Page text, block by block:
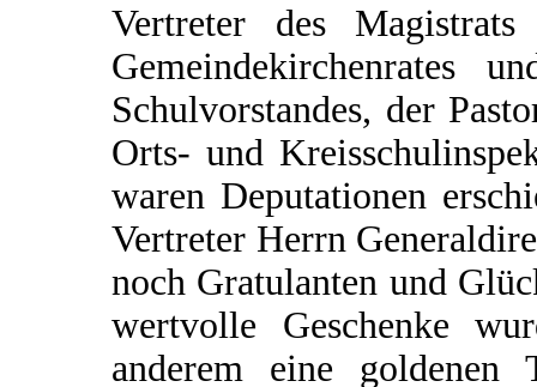
Vertreter des
Gemeindekirchenrates
Schulvorstandes, der
Orts- und
waren Deputationen
Vertreter Herrn
noch Gratulanten und
wertvolle Geschenke
anderem eine goldenen